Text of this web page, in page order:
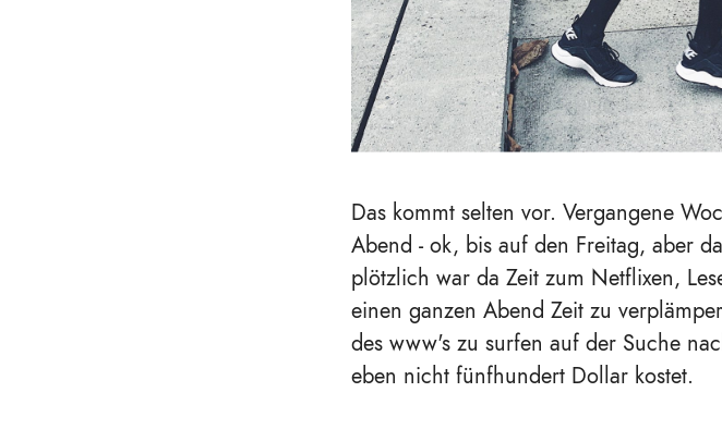
Das kommt selten vor. Vergangene
Abend - ok, bis auf den Freitag, aber
plötzlich war da Zeit zum Netflixen,
einen ganzen Abend Zeit zu
des www's zu surfen auf der Suche
eben nicht fünfhundert Dollar kostet.